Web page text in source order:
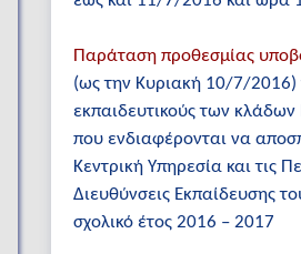
Παράταση προθεσμίας
(ως την Κυριακή 10/7/2016)
εκπαιδευτικούς των
που ενδιαφέρονται να
Κεντρική Υπηρεσία και τις
Διευθύνσεις Εκπαίδευσης
σχολικό έτος 2016 – 2017